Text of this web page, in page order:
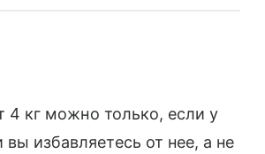
4 кг можно только, если у
избавляетесь от нее, а не